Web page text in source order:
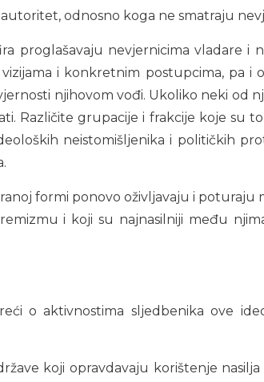
odnosno koga ne smatraju
proglašavaju nevjernicima vladare
i konkretnim postupcima, pa i
njihovom vođi. Ukoliko neki od
Različite grupacije i frakcije koje su
neistomišljenika i političkih
formi ponovo oživljavaju i
i koji su najnasilniji među
o aktivnostima sljedbenika ove
koji opravdavaju korištenje